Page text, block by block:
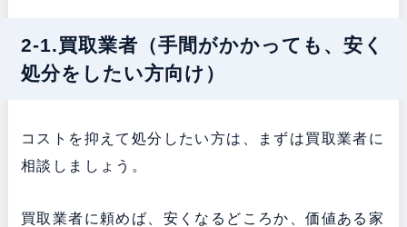
2-1.買取業者（手間がかかっても、安く
処分をしたい方向け）
コストを抑えて処分したい方は、まずは買取業者に
相談しましょう。
買取業者に頼めば、安くなるどころか、価値ある家